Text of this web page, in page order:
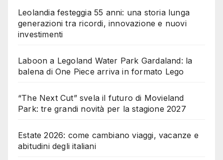
Leolandia festeggia 55 anni: una storia lunga
generazioni tra ricordi, innovazione e nuovi
investimenti
Laboon a Legoland Water Park Gardaland: la
balena di One Piece arriva in formato Lego
“The Next Cut” svela il futuro di Movieland
Park: tre grandi novità per la stagione 2027
Estate 2026: come cambiano viaggi, vacanze e
abitudini degli italiani